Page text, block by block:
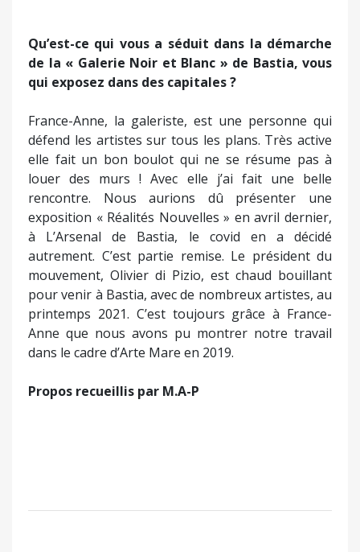
Qu’est-ce qui vous a séduit dans la démarche
de la « Galerie Noir et Blanc » de Bastia, vous
qui exposez dans des capitales ?
France-Anne, la galeriste, est une personne qui
défend les artistes sur tous les plans. Très active
elle fait un bon boulot qui ne se résume pas à
louer des murs ! Avec elle j’ai fait une belle
rencontre. Nous aurions dû présenter une
exposition « Réalités Nouvelles » en avril dernier,
à L’Arsenal de Bastia, le covid en a décidé
autrement. C’est partie remise. Le président du
mouvement, Olivier di Pizio, est chaud bouillant
pour venir à Bastia, avec de nombreux artistes, au
printemps 2021. C’est toujours grâce à France-
Anne que nous avons pu montrer notre travail
dans le cadre d’Arte Mare en 2019.
Propos recueillis par M.A-P